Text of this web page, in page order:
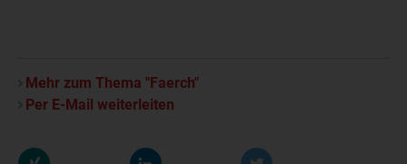
Mehr zum Thema "Faerch"
Per E-Mail weiterleiten